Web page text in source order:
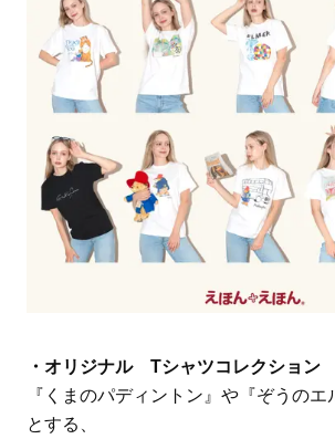
・オリジナル Tシャツコレクション
『くまのパディントン』や『ぞうの
とする、